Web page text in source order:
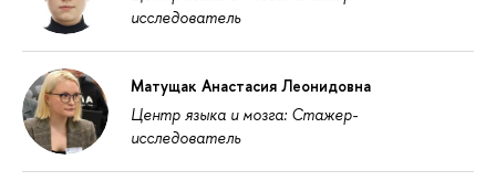
исследователь
Матущак Анастасия Леонидовна
Центр языка и мозга: Стажер-
исследователь